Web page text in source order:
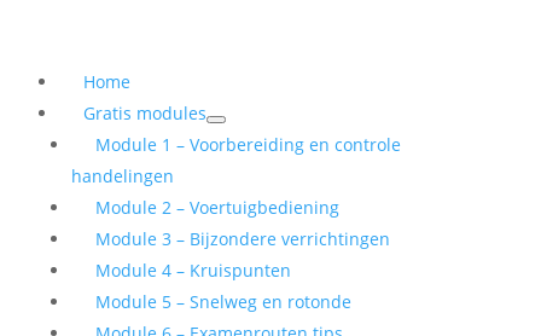
Home
Gratis modules
Module 1 – Voorbereiding en controle
handelingen
Module 2 – Voertuigbediening
Module 3 – Bijzondere verrichtingen
Module 4 – Kruispunten
Module 5 – Snelweg en rotonde